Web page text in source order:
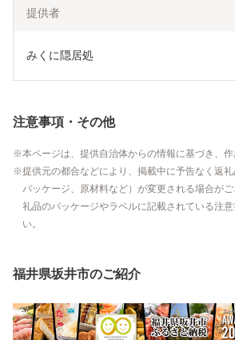
提供者
みくに隠居処
注意事項・その他
本ページは、提供自治体からの情報に基づき、作
提供元の都合などにより、掲載中に予告なく返礼
パッケージ、原材料など）が変更される場合が
礼品のパッケージやラベルに記載されている注
い。
福井県坂井市のご紹介